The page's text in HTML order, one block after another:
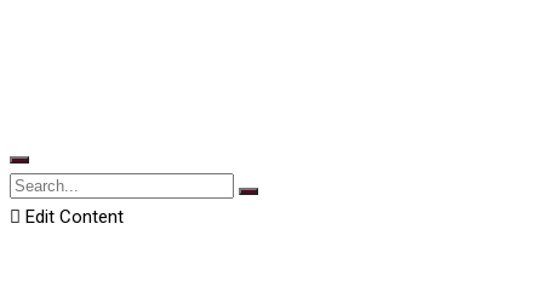
Edit Content